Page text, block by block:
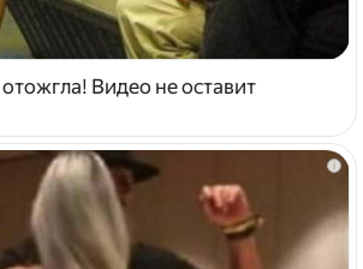
Видео не оставит
i